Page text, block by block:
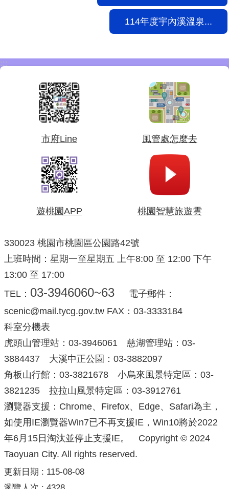
114年度宇內溪溫泉...
:::
市府Line 風管處怎麼去
遊桃園APP 桃園智慧旅遊雲
330023 桃園市桃園區公園路42號
上班時間：星期一至星期五 上午8:00 至 12:00 下午
13:00 至 17:00
TEL： 03-3946060~63
電子郵件：
scenic@mail.tycg.gov.tw FAX：03-3333184
科室分機表
虎頭山管理站：03-3946061 慈湖管理站：03-
3884437 大溪中正公園：03-3882097
角板山行館：03-3821678 小烏來風景特定區：03-
3821235 拉拉山風景特定區：03-3912761
瀏覽器支援：Chrome、Firefox、Edge、Safari為主，
如使用IE瀏覽器Win7已不再支援IE，Win10將於2022
年6月15日淘汰並停止支援IE。 Copyright © 2024
Taoyuan City. All rights reserved.
更新日期
115-08-08